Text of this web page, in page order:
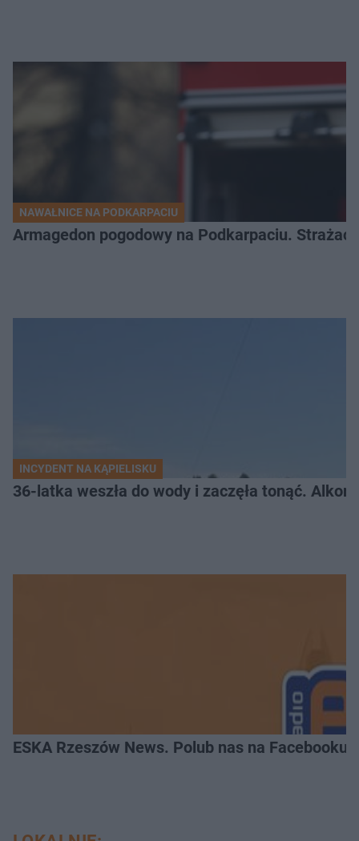
NAWAŁNICE NA PODKARPACIU
Armagedon pogodowy na Podkarpaciu.
INCYDENT NA KĄPIELISKU
36-latka weszła do wody i zaczęła tonąć.
ESKA Rzeszów News. Polub nas na Facebooku!